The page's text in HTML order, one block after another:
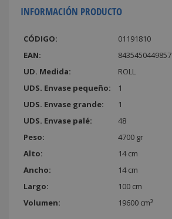
INFORMACIÓN PRODUCTO
CÓDIGO:
01191810
EAN:
8435450449857
UD. Medida:
ROLL
UDS. Envase pequeño:
1
UDS. Envase grande:
1
UDS. Envase palé:
48
Peso:
4700 gr
Alto:
14 cm
Ancho:
14 cm
Largo:
100 cm
Volumen:
19600 cm³